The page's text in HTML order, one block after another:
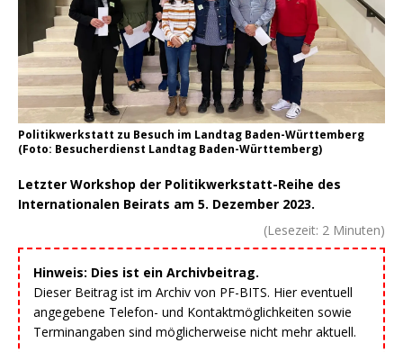
Politikwerkstatt zu Besuch im Landtag Baden-Württemberg
(Foto: Besucherdienst Landtag Baden-Württemberg)
Letzter Workshop der Politikwerkstatt-Reihe des
Internationalen Beirats am 5. Dezember 2023.
(Lesezeit: 2 Minuten)
Hinweis: Dies ist ein Archivbeitrag.
Dieser Beitrag ist im Archiv von PF-BITS. Hier eventuell
angegebene Telefon- und Kontaktmöglichkeiten sowie
Terminangaben sind möglicherweise nicht mehr aktuell.